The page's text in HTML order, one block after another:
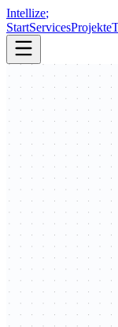
Intellize;
StartServicesProjekte